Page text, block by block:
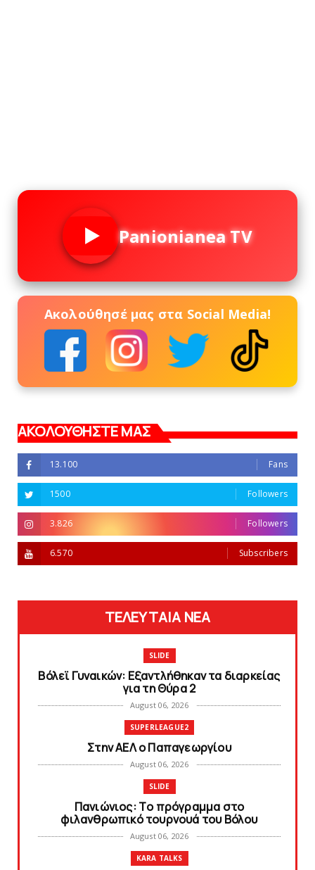
Panionianea TV
Ακολούθησέ μας στα Social Media!
ΑΚΟΛΟΥΘΗΣΤΕ ΜΑΣ
13.100 Fans
1500 Followers
3.826 Followers
6.570 Subscribers
ΤΕΛΕΥΤΑΙΑ ΝΕΑ
SLIDE
Bόλεϊ Γυναικών: Εξαντλήθηκαν τα διαρκείας
για τη Θύρα 2
August 06, 2026
SUPERLEAGUE2
Στην AEΛ ο Παπαγεωργίου
August 06, 2026
SLIDE
Πανιώνιoς: Tο πρόγραμμα στο
φιλανθρωπικό τουρνουά του Bόλου
August 06, 2026
KARA TALKS